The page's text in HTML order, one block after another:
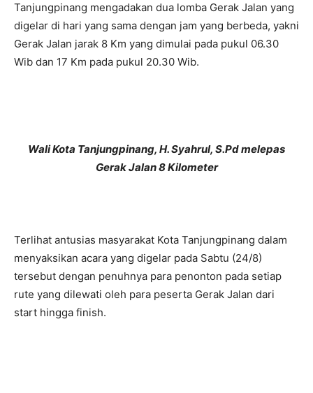
Tanjungpinang mengadakan dua lomba Gerak Jalan yang
digelar di hari yang sama dengan jam yang berbeda, yakni
Gerak Jalan jarak 8 Km yang dimulai pada pukul 06.30
Wib dan 17 Km pada pukul 20.30 Wib.
Wali Kota Tanjungpinang, H. Syahrul, S.Pd melepas
Gerak Jalan 8 Kilometer
Terlihat antusias masyarakat Kota Tanjungpinang dalam
menyaksikan acara yang digelar pada Sabtu (24/8)
tersebut dengan penuhnya para penonton pada setiap
rute yang dilewati oleh para peserta Gerak Jalan dari
start hingga finish.